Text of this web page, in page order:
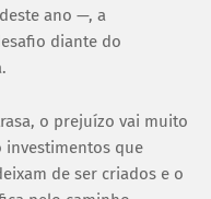
ano —, a
diante do
o prejuízo vai muito
investimentos que
de ser criados e o